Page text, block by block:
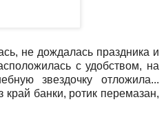
не дождалась праздника и
с удобством, на
звездочку отложила...
край банки, ротик перемазан,